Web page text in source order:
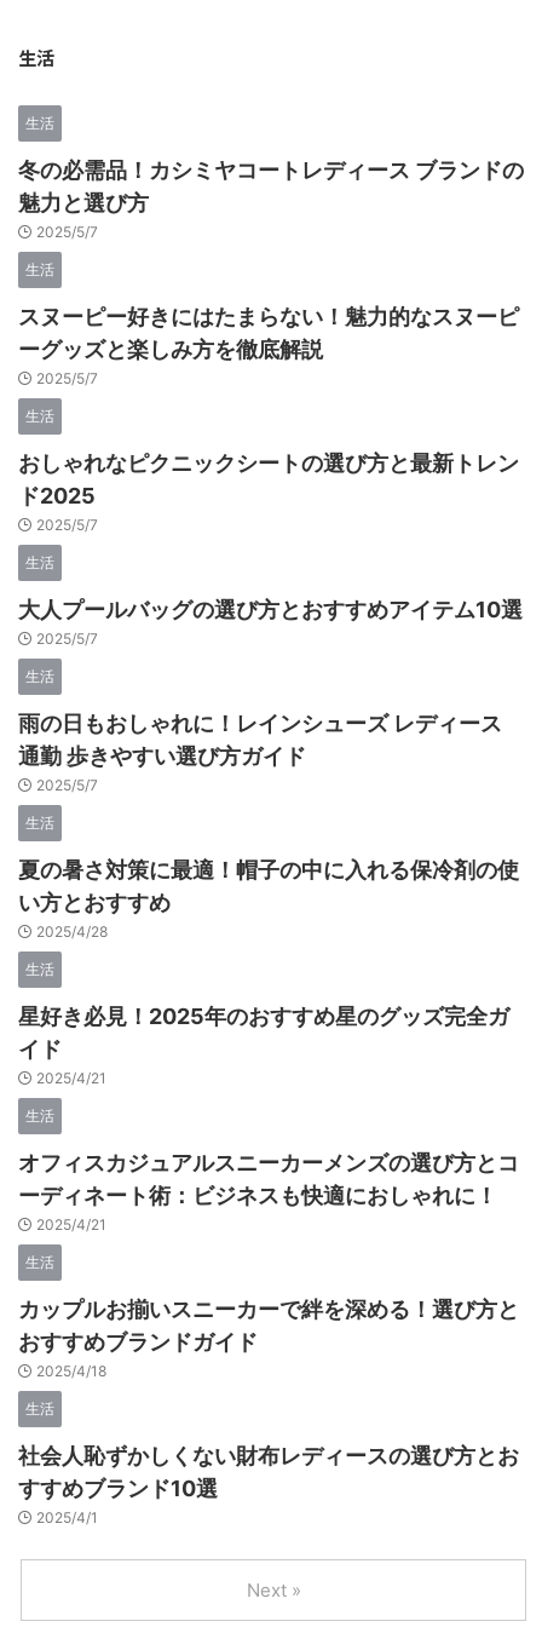
生活
生活
冬の必需品！カシミヤコートレディース ブランドの
魅力と選び方
2025/5/7
生活
スヌーピー好きにはたまらない！魅力的なスヌーピ
ーグッズと楽しみ方を徹底解説
2025/5/7
生活
おしゃれなピクニックシートの選び方と最新トレン
ド2025
2025/5/7
生活
大人プールバッグの選び方とおすすめアイテム10選
2025/5/7
生活
雨の日もおしゃれに！レインシューズ レディース
通勤 歩きやすい選び方ガイド
2025/5/7
生活
夏の暑さ対策に最適！帽子の中に入れる保冷剤の使
い方とおすすめ
2025/4/28
生活
星好き必見！2025年のおすすめ星のグッズ完全ガ
イド
2025/4/21
生活
オフィスカジュアルスニーカーメンズの選び方とコ
ーディネート術：ビジネスも快適におしゃれに！
2025/4/21
生活
カップルお揃いスニーカーで絆を深める！選び方と
おすすめブランドガイド
2025/4/18
生活
社会人恥ずかしくない財布レディースの選び方とお
すすめブランド10選
2025/4/1
Next »